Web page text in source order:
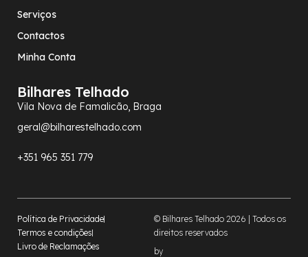
Serviços
Contactos
Minha Conta
Bilhares Telhado
Vila Nova de Famalicão, Braga
geral@bilharestelhado.com
+351 965 351 779
Política de Privacidade
Termos e condições
Livro de Reclamações
© Bilhares Telhado 2026 | Todos os
direitos reservados
by